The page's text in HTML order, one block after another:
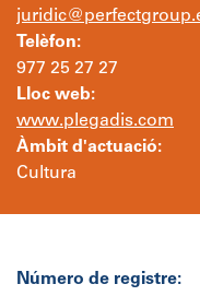
Telèfon:
977 25 27 27
Lloc web:
www.plegadis.com
Àmbit d'actuació:
Cultura
Número de registre: